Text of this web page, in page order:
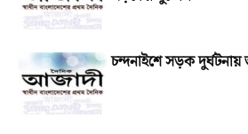
চন্দনাইশে সড়ক